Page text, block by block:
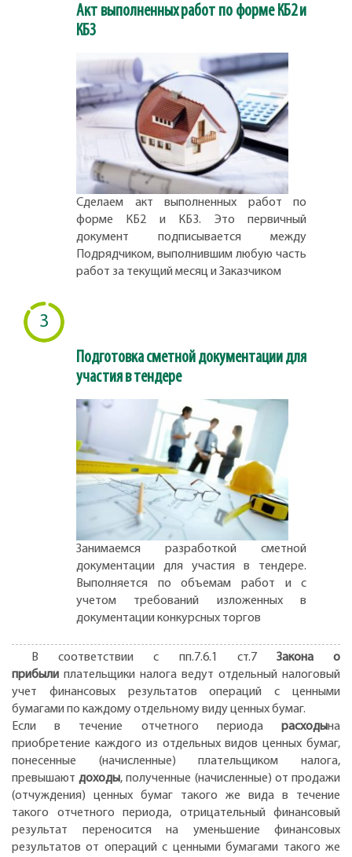
Акт выполненных работ по форме КБ2 и
КБ3
Сделаем акт выполненных работ по
форме КБ2 и КБ3. Это первичный
документ подписывается между
Подрядчиком, выполнившим любую часть
работ за текущий месяц и Заказчиком
3
Подготовка сметной документации для
участия в тендере
Занимаемся разработкой сметной
документации для участия в тендере.
Выполняется по объемам работ и с
учетом требований изложенных в
документации конкурсных торгов
В соответствии с пп.7.6.1 ст.7 Закона о
прибыли плательщики налога ведут отдельный налоговый
учет финансовых результатов операций с ценными
бумагами по каждому отдельному виду ценных бумаг.
Если в течение отчетного периода расходына
приобретение каждого из отдельных видов ценных бумаг,
понесенные (начисленные) плательщиком налога,
превышают доходы, полученные (начисленные) от продажи
(отчуждения) ценных бумаг такого же вида в течение
такого отчетного периода, отрицательный финансовый
результат переносится на уменьшение финансовых
результатов от операций с ценными бумагами такого же